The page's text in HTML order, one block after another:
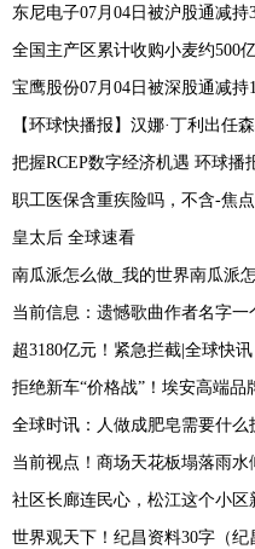
东尼电子07月04日被沪股通减持
全国主产区累计收购小麦约500
宝鹰股份07月04日被深股通减持
把握RCEP数字经济机遇 环球播
职工医保含重疾险吗，不含-焦
皇太后 全球速看
南瓜派怎么做_我的世界南瓜派
当前信息：遗憾歌曲作者名字一
超3180亿元！紧急拦截|全球快讯
当前视点！商场天花板塌落雨
社区长廊连民心，松江这个小区
世界观天下！纪昌资料30字（纪